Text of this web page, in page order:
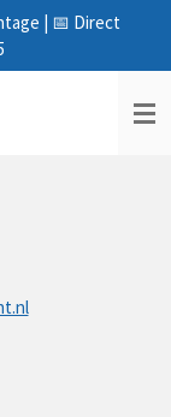
| 📅 Direct